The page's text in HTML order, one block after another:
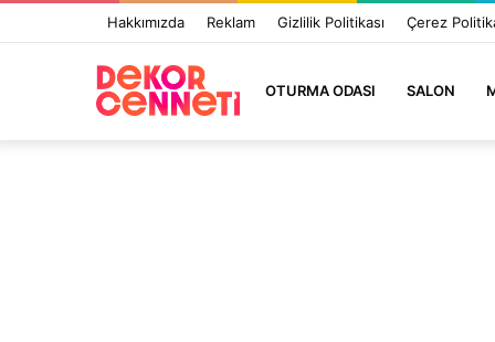
Hakkımızda Reklam Gizlilik Politikası Çerez
OTURMA ODASI SALON